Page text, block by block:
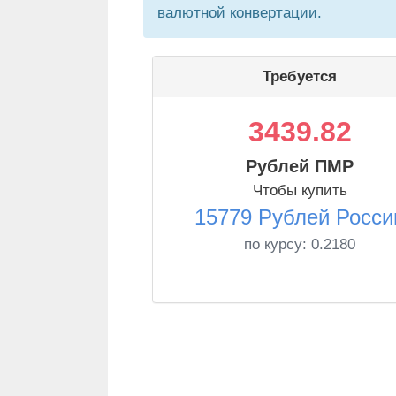
валютной конвертации.
Требуется
3439.82
Рублей ПМР
Чтобы купить
15779 Рублей
по курсу: 0.2180